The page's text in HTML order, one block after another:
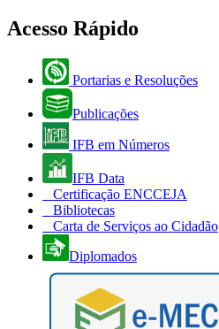
Acesso Rápido
Portarias e Resoluções
Publicações
IFB em Números
IFB Data
Certificação ENCCEJA
Bibliotecas
Carta de Serviços ao Cidadão
Diplomados